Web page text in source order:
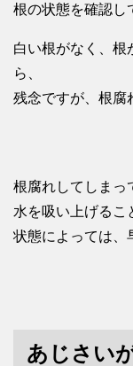
根の状態を確認し
白い根がなく、根
ら、
残念ですが、根腐
根腐れしてしまっ
水を吸い上げるこ
状態によっては、
あじさい